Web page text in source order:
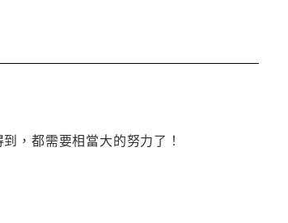
，都需要相當大的努力了！